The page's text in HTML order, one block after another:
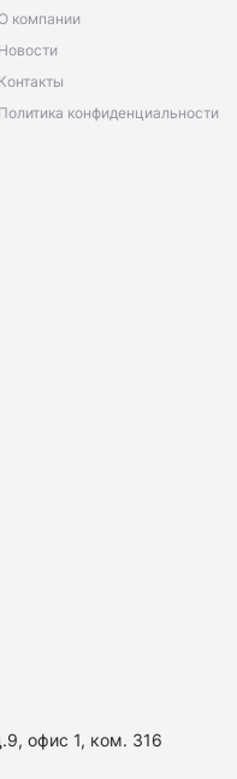
компании
Новости
Контакты
Политика конфиденциальности
офис 1, ком. 316